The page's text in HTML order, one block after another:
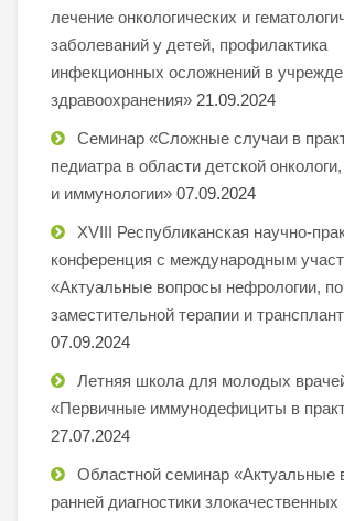
лечение онкологических и
заболеваний у детей, профилактика
инфекционных осложнений в
здравоохранения» 21.09.2024
Семинар «Сложные случаи в
педиатра в области детской
и иммунологии» 07.09.2024
XVIII Республиканская научно-
конференция с международным
«Актуальные вопросы нефрологии,
заместительной терапии и
07.09.2024
Летняя школа для молодых
«Первичные иммунодефициты в
27.07.2024
Областной семинар «Актуальные
ранней диагностики злокачественных